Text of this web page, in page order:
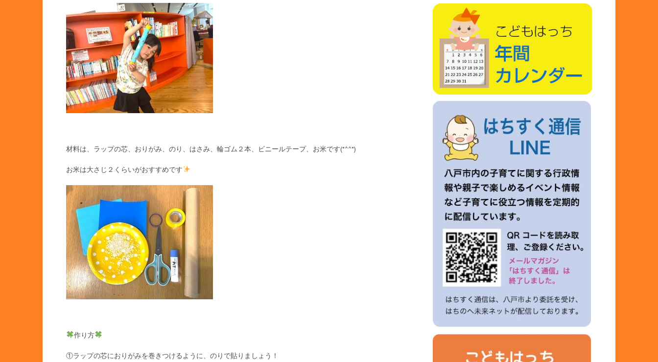
材料は、ラップの芯、おりがみ、のり、はさみ、輪ゴム２本、ビニールテープ、お米です(*^^*)
お米は大さじ２くらいがおすすめです
作り方
①ラップの芯におりがみを巻きつけるように、のりで貼りましょう！